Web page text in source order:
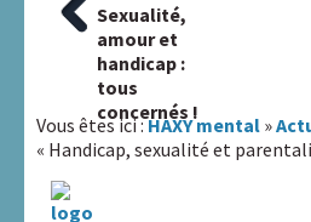
Navigation
l’article
Article
précédent
:
Sexualité,
amour et
handicap :
tous
concernés !
Vous êtes ici :HAXY mental »
« Handicap, sexualité et